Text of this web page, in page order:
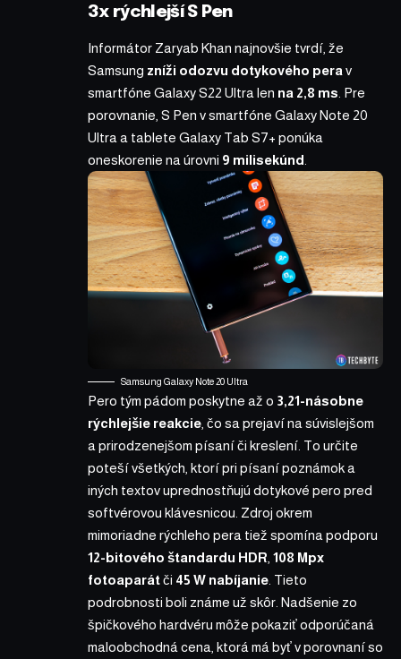
3x rýchlejší S Pen
Informátor Zaryab Khan najnovšie tvrdí, že
Samsung zníži odozvu dotykového perav
smartfóne Galaxy S22 Ultra len na 2,8 ms. Pre
porovnanie, S Pen v smartfóne Galaxy Note 20
Ultra a tablete Galaxy Tab S7+ ponúka
oneskorenie na úrovni 9 milisekúnd.
Samsung Galaxy Note 20 Ultra
Pero tým pádom poskytne až o 3,21-násobne
rýchlejšie reakcie , čo sa prejaví na súvislejšom
a prirodzenejšom písaní či kreslení. To určite
poteší všetkých, ktorí pri písaní poznámok a
iných textov uprednostňujú dotykové pero pred
softvérovou klávesnicou. Zdroj okrem
mimoriadne rýchleho pera tiež spomína podporu
12-bitového štandardu HDR 108 Mpx
fotoaparátči 45 W nabíjanie . Tieto
podrobnosti boli známe už skôr. Nadšenie zo
špičkového hardvéru môže pokaziť odporúčaná
maloobchodná cena, ktorá má byť v porovnaní so